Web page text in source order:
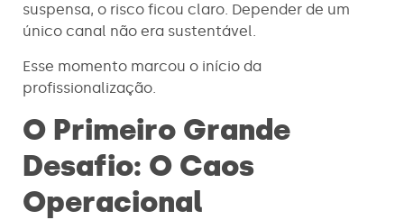
suspensa, o risco ficou claro. Depender de um
único canal não era sustentável.
Esse momento marcou o início da
profissionalização.
O Primeiro Grande
Desafio: O Caos
Operacional